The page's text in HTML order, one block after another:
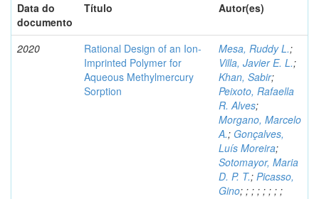
Data do
documento
Título Autor(es)
2020
Rational Design of an Ion-
Imprinted Polymer for
Aqueous Methylmercury
Sorption
Mesa, Ruddy L.;
Villa, Javier E. L.;
Khan, Sabir;
Peixoto, Rafaella
R. Alves;
Morgano, Marcelo
A.; Gonçalves,
Luís Moreira;
Sotomayor, Maria
D. P. T.; Picasso,
Gino; ; ; ; ; ; ; ;